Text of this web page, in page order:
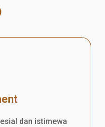
dan istimewa